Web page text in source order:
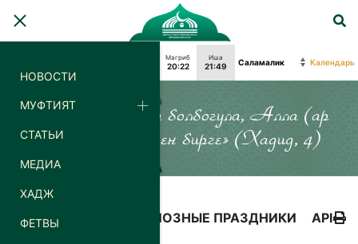
НОВОСТИ
МУФТИЯТ
СТАТЬИ
МЕДИА
ХАДЖ
ФЕТВЫ
Магриб
20:22
Иша
21:49 Календарь
«Силер кайда гана болбогула, Алла (ар
дайым) силер менен бирге» (Хадид, 4)
КАЛЕНДАРЬ РЕЛИГИОЗНЫЕ ПРАЗДНИКИ API